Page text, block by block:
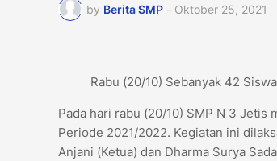
by Berita SMP - Oktober 25, 2021
Rabu (20/10) Sebanyak 42
Pada hari rabu (20/10) SMP N 3 Jetis
Periode 2021/2022. Kegiatan ini
Anjani (Ketua) dan Dharma Surya